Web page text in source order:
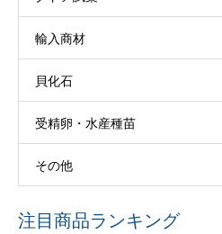
輸入商材
貝化石
受精卵・水産種苗
その他
注目商品ランキング